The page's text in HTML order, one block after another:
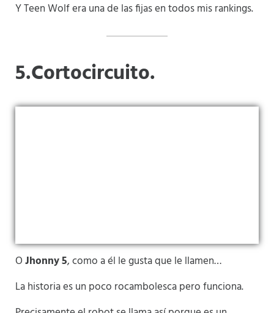
Y Teen Wolf era una de las fijas en todos mis rankings.
5.Cortocircuito.
OJhonny 5, como a él le gusta que le llamen…
La historia es un poco rocambolesca pero funciona.